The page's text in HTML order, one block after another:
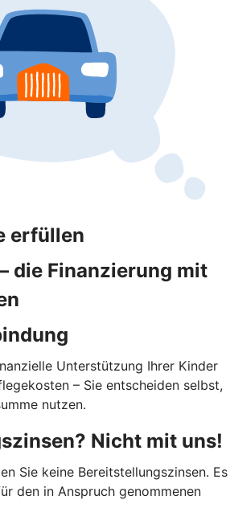
erfüllen
die Finanzierung mit
Unterstützung Ihrer Kinder
– Sie entscheiden selbst,
nutzen.
Nicht mit uns!
Sie keine Bereitstellungszinsen. Es
den in Anspruch genommenen